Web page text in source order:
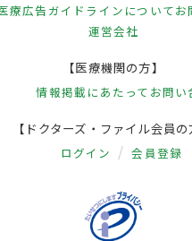
療広告ガイドラインについてお
運営会社
【医療機関の方】
情報掲載にあたって お問い
【ドクターズ・ファイル会員の
ログイン 会員登録